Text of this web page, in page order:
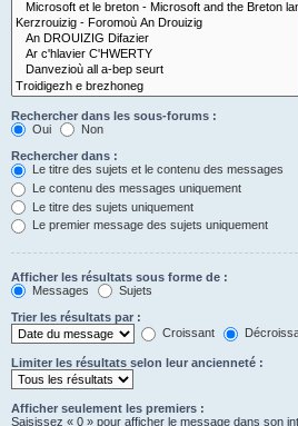
Rechercher dans les sous-forums :
Oui
Non
Rechercher dans :
Le titre des sujets et le contenu des messages
Le contenu des messages uniquement
Le titre des sujets uniquement
Le premier message des sujets uniquement
Afficher les résultats sous forme de :
Messages
Sujets
Trier les résultats par :
Croissant
Limiter les résultats selon leur ancienneté :
Afficher seulement les premiers :
Saisissez « 0 » pour afficher le message dans son